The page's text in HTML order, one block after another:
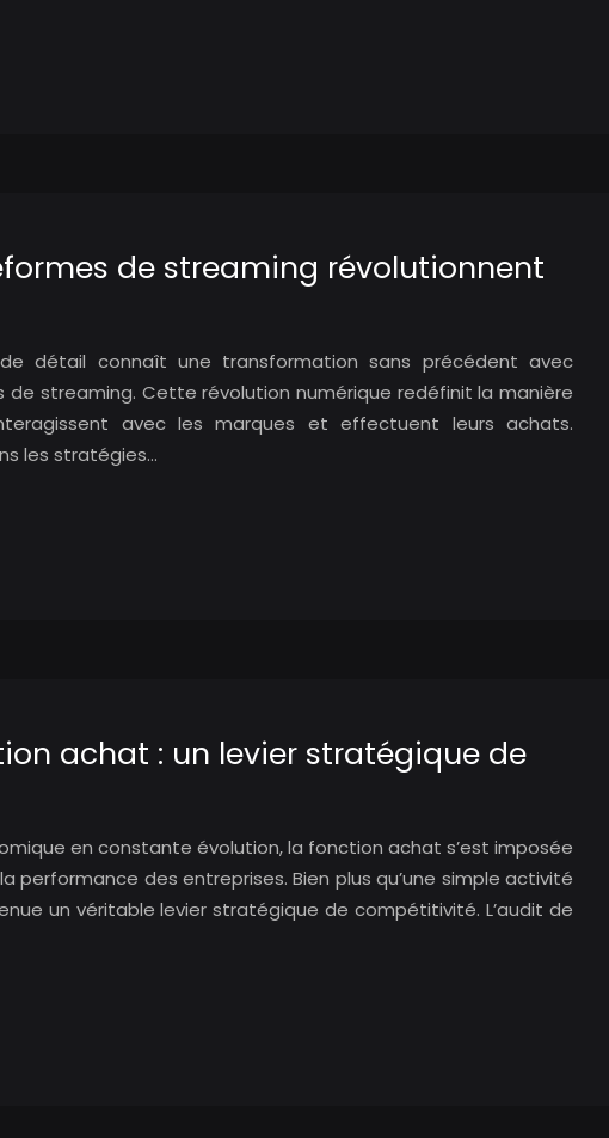
de streaming révolutionnent
détail connaît une transformation sans précédent avec
de streaming. Cette révolution numérique redéfinit la manière
avec les marques et effectuent leurs achats.
les stratégies…
achat : un levier stratégique de
en constante évolution, la fonction achat s’est imposée
performance des entreprises. Bien plus qu’une simple activité
un véritable levier stratégique de compétitivité. L’audit de